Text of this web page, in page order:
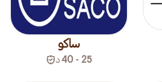
ساكو
25 - 40 د